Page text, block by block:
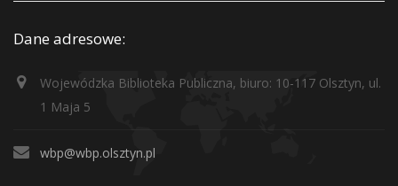
Dane adresowe:
Wojewódzka Biblioteka Publiczna, biuro: 10-117 Olsztyn, ul.
1 Maja 5
wbp@wbp.olsztyn.pl